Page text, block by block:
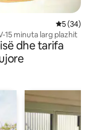
Vlerësimi
5 (34)
15 minuta larg plazhit
dhe tarifa